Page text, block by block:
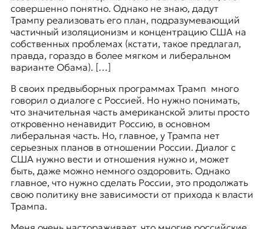
совершенно понятно. Однако не знаю, дадут
Трампу реализовать его план, подразумевающий
частичный изоляционизм и концентрацию США на
собственных проблемах (кстати, такое предлагал,
правда, гораздо в более мягком и либеральном
варианте Обама). […]
В своих предвыборных программах Трамп много
говорил о диалоге с Россией. Но нужно понимать,
что значительная часть американской элиты просто
откровенно ненавидит Россию, в основном
либеральная часть. Но, главное, у Трампа нет
серьезных планов в отношении России. Диалог с
США нужно вести и отношения нужно и, может
быть, даже можно немного оздоровить. Однако
главное, что нужно сделать России, это продолжать
свою политику вне зависимости от прихода к власти
Трампа.